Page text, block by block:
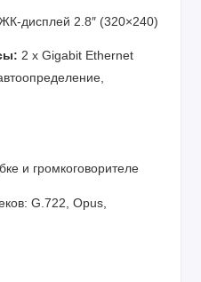
дисплей 2.8″ (320×240)
2 x Gigabit Ethernet
и громкоговорителе
G.722, Opus,
SIP INFO), VAD,